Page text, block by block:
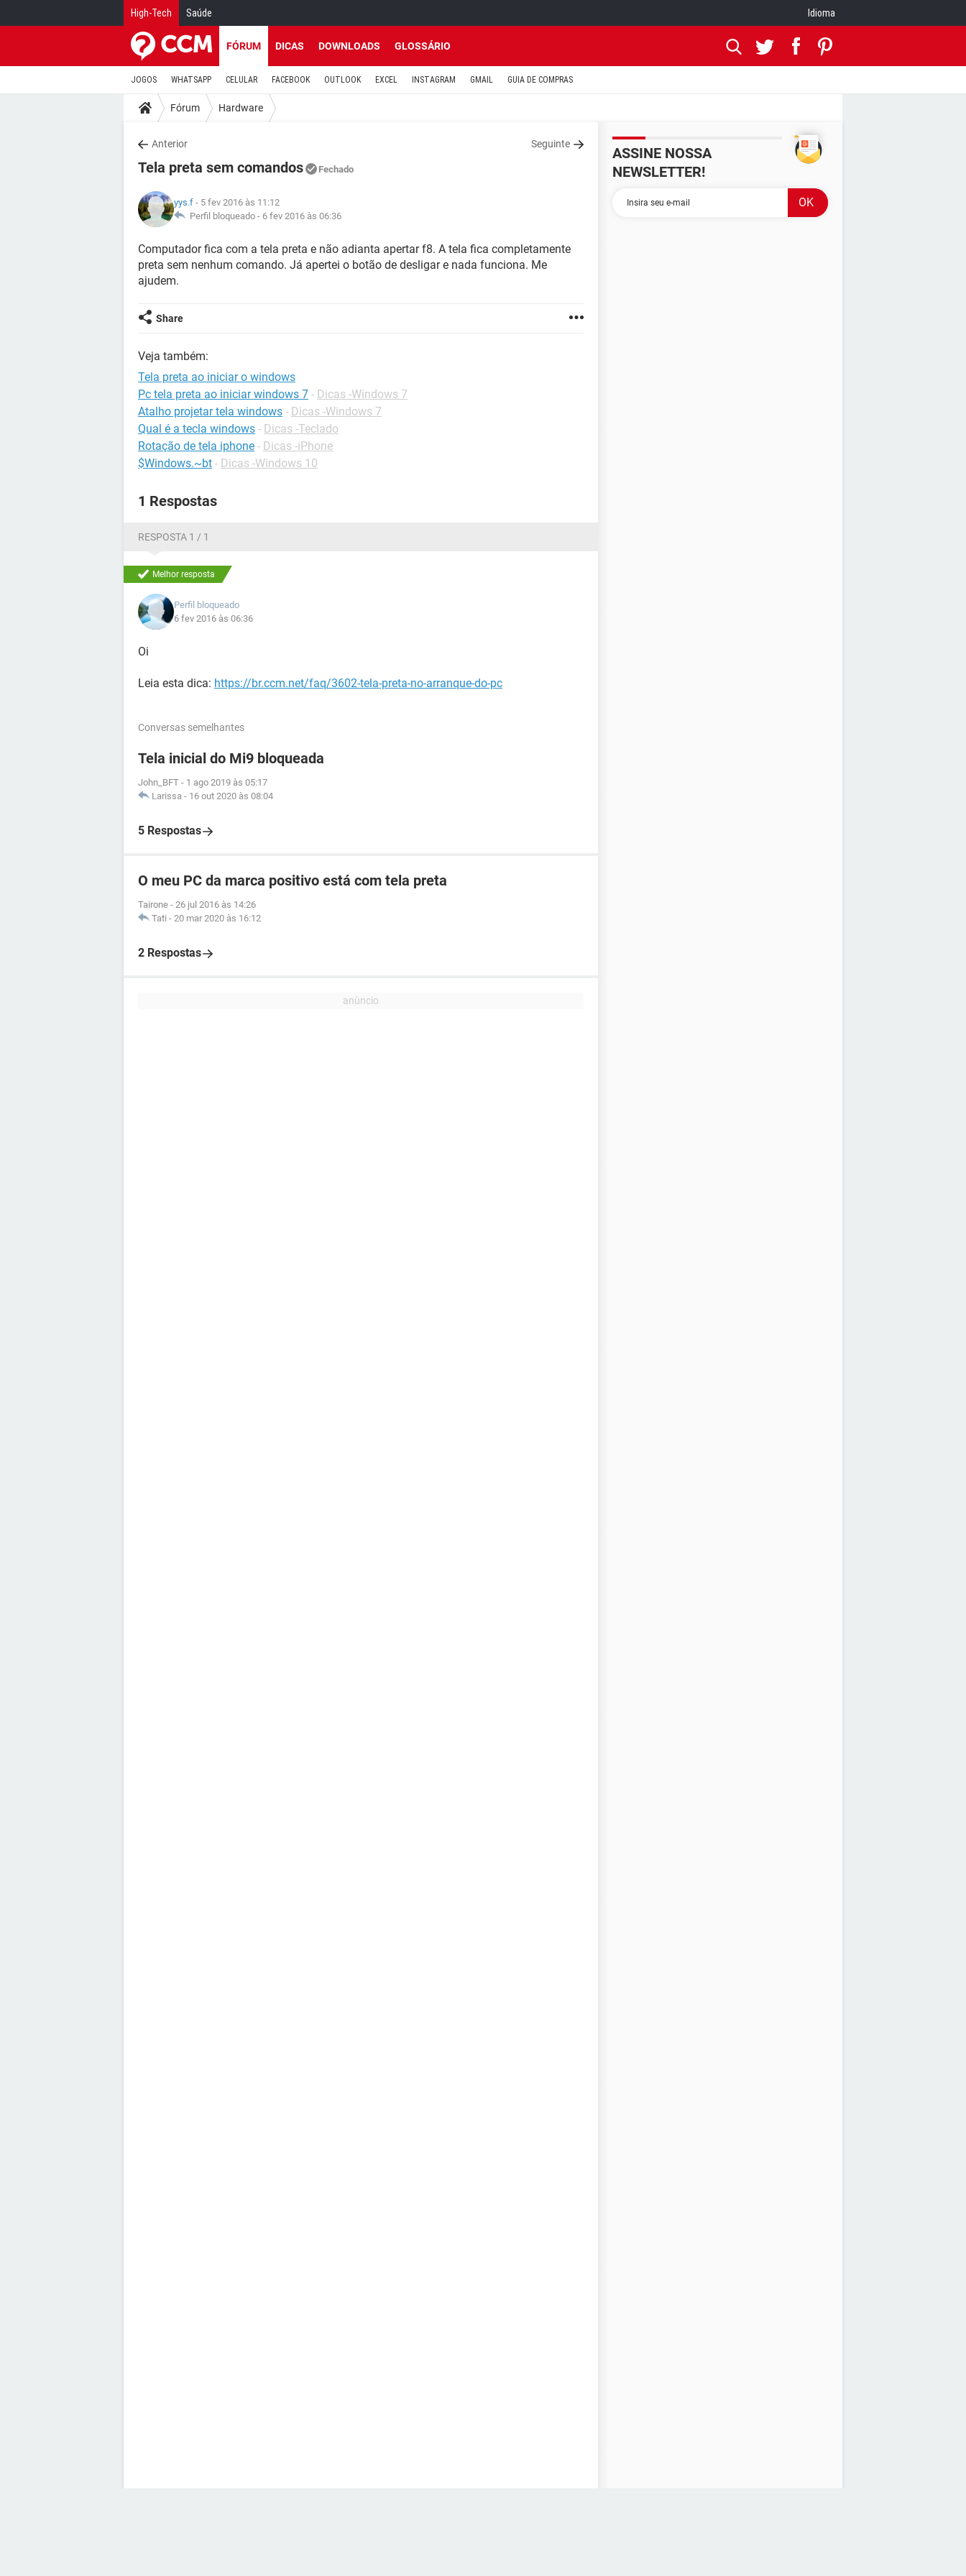
High-Tech Saúde Idioma
FÓRUM DICAS DOWNLOADS GLOSSÁRIO
JOGOS WHATSAPP CELULAR FACEBOOK OUTLOOK EXCEL INSTAGRAM GMAIL GUIA DE COMPRAS
Fórum Hardware
Anterior Seguinte
Tela preta sem comandos Fechado
yys.f - 5 fev 2016 às 11:12
Perfil bloqueado - 6 fev 2016 às 06:36
Computador fica com a tela preta e não adianta apertar f8. A tela fica completamente
preta sem nenhum comando. Já apertei o botão de desligar e nada funciona. Me
ajudem.
Share
Veja também:
Tela preta ao iniciar o windows
Pc tela preta ao iniciar windows 7 - Dicas -Windows 7
Atalho projetar tela windows - Dicas -Windows 7
Qual é a tecla windows - Dicas -Teclado
Rotação de tela iphone - Dicas -iPhone
$Windows.~bt - Dicas -Windows 10
1 Respostas
RESPOSTA 1 / 1
Melhor resposta
Perfil bloqueado
6 fev 2016 às 06:36
Oi
Leia esta dica: https://br.ccm.net/faq/3602-tela-preta-no-arranque-do-pc
Conversas semelhantes
Tela inicial do Mi9 bloqueada
John_BFT - 1 ago 2019 às 05:17
Larissa - 16 out 2020 às 08:04
5 Respostas
O meu PC da marca positivo está com tela preta
Tairone - 26 jul 2016 às 14:26
Tati - 20 mar 2020 às 16:12
2 Respostas
ASSINE NOSSA
NEWSLETTER!